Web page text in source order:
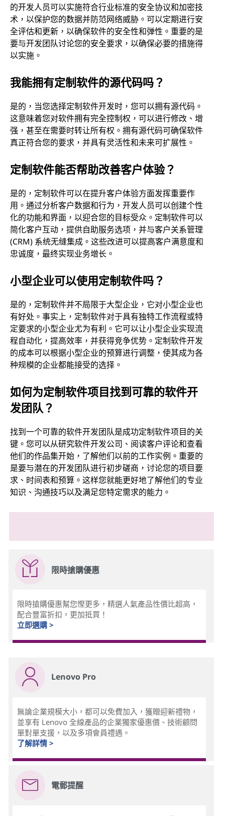
的开发人员可以实施符合行业标准的安全协议和加密技
术，以保护您的数据并防范网络威胁。可以定期进行安
全评估和更新，以确保软件的安全性和弹性。重要的是
要与开发团队讨论您的安全要求，以确保必要的措施得
以实施。
我能拥有定制软件的源代码吗？
是的，当您选择定制软件开发时，您可以拥有源代码。
这意味着您对软件拥有完全控制权，可以进行修改、增
强，甚至在需要时转让所有权。拥有源代码可确保软件
真正符合您的要求，并具有灵活性和未来可扩展性。
定制软件能否帮助改善客户体验？
是的，定制软件可以在提升客户体验方面发挥重要作
用。通过分析客户数据和行为，开发人员可以创建个性
化的功能和界面，以迎合您的目标受众。定制软件可以
简化客户互动，提供自助服务选项，并与客户关系管理
(CRM) 系统无缝集成。这些改进可以提高客户满意度和
忠诚度，最终实现业务增长。
小型企业可以使用定制软件吗？
是的，定制软件并不局限于大型企业，它对小型企业也
有好处。事实上，定制软件对于具有独特工作流程或特
定要求的小型企业尤为有利。它可以让小型企业实现流
程自动化，提高效率，并获得竞争优势。定制软件开发
的成本可以根据小型企业的预算进行调整，使其成为各
种规模的企业都能接受的选择。
如何为定制软件项目找到可靠的软件开
发团队？
找到一个可靠的软件开发团队是成功定制软件项目的关
键。您可以从研究软件开发公司、阅读客户评论和查看
他们的作品集开始，了解他们以前的工作实例。重要的
是要与潜在的开发团队进行初步磋商，讨论您的项目要
求、时间表和预算。这样您就能更好地了解他们的专业
知识、沟通技巧以及满足您特定需求的能力。
限時搶購優惠
限時搶購優惠幫您慳更多，精選人氣產品性價比超高，
配合豐富折扣，更加抵買！
立即選購 >
Lenovo Pro
無論企業規模大小，都可以免費加入，獲贈迎新禮物，
並享有 Lenovo 全線產品的企業獨家優惠價、技術顧問
單對單支援，以及多項會員禮遇。
了解詳情 >
電郵提醒